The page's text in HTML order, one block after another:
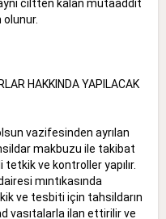
ciltten kalan mütaaddit
olunur.
HAKKINDA YAPILACAK
vazifesinden ayrılan
makbuzu ile takibat
tetkik ve kontroller yapılır.
mıntıkasında
ve tesbiti için tahsildarın
vasıtalarla ilan ettirilir ve